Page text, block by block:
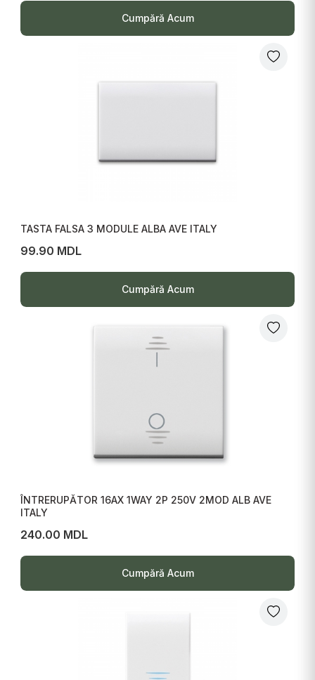
Cumpără Acum
TASTA FALSA 3 MODULE ALBA AVE ITALY
99.90 MDL
Cumpără Acum
ÎNTRERUPĂTOR 16AX 1WAY 2P 250V 2MOD ALB AVE
ITALY
240.00 MDL
Cumpără Acum